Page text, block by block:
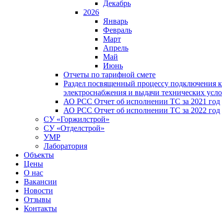
Декабрь
2026
Январь
Февраль
Март
Апрель
Май
Июнь
Отчеты по тарифной смете
Раздел посвященный процессу подключения к
электроснабжения и выдачи технических
АО РСС Отчет об исполнении ТС за 2021 год
АО РСС Отчет об исполнении ТС за 2022 год
СУ «Горжилстрой»
СУ «Отделстрой»
УМР
Лаборатория
Объекты
Цены
О нас
Вакансии
Новости
Отзывы
Контакты